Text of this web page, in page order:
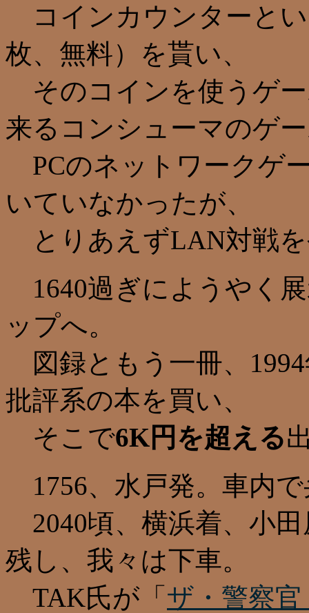
コインカウンターと
枚、無料）を貰い、
そのコインを使うゲ
来るコンシューマのゲ
PCのネットワークゲ
いていなかったが、
とりあえずLAN対戦
1640過ぎにようやく
ップへ。
図録ともう一冊、
批評系の本を買い、
そこで6K円を超える
1756、水戸発。車内
2040頃、横浜着、小
残し、我々は下車。
TAK氏が「 ザ・警察